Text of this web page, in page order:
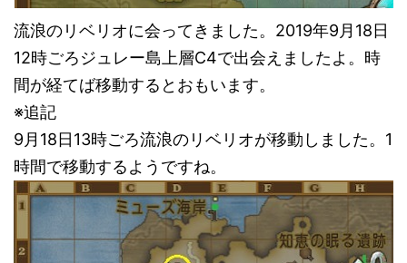
流浪のリベリオに会ってきました。2019年9月18日
12時ごろジュレー島上層C4で出会えましたよ。時
間が経てば移動するとおもいます。
※追記
9月18日13時ごろ流浪のリベリオが移動しました。1
時間で移動するようですね。